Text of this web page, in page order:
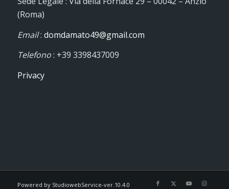
(Roma)
Email: domdamato49@gmail.com
Telefono: +39 3398437009
Privacy
Powered by StudiowebService-ver.10.4.0